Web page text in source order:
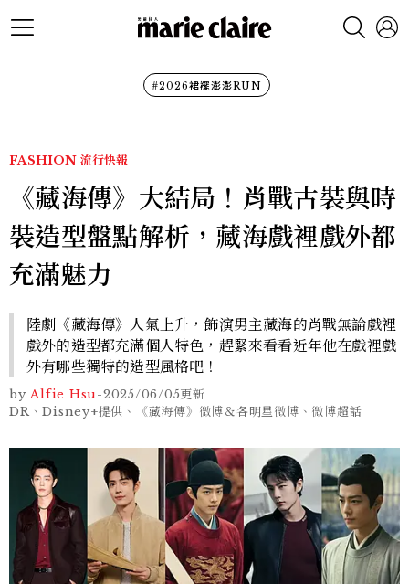
#2026裙襬澎澎RUN
FASHION 流行快報
《藏海傳》大結局！肖戰古裝與時
裝造型盤點解析，藏海戲裡戲外都
充滿魅力
陸劇《藏海傳》人氣上升，飾演男主藏海的肖戰無論戲裡
戲外的造型都充滿個人特色，趕緊來看看近年他在戲裡戲
外有哪些獨特的造型風格吧！
by Alfie Hsu-2025/06/05更新
DR、Disney+提供、《藏海傳》微博＆各明星微博、微博超話